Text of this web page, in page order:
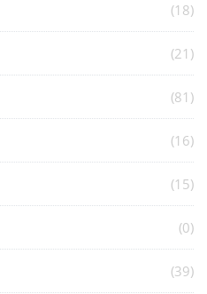
(18)
(21)
(81)
(16)
(15)
(0)
(39)